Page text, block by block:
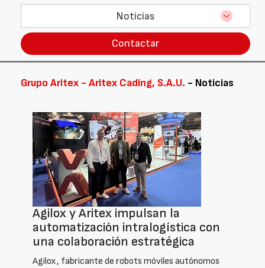
Noticias
Contactar
Grupo Aritex - Aritex Cading, S.A.U. - Noticias
Agilox y Aritex impulsan la
automatización intralogística con
una colaboración estratégica
Agilox, fabricante de robots móviles autónomos